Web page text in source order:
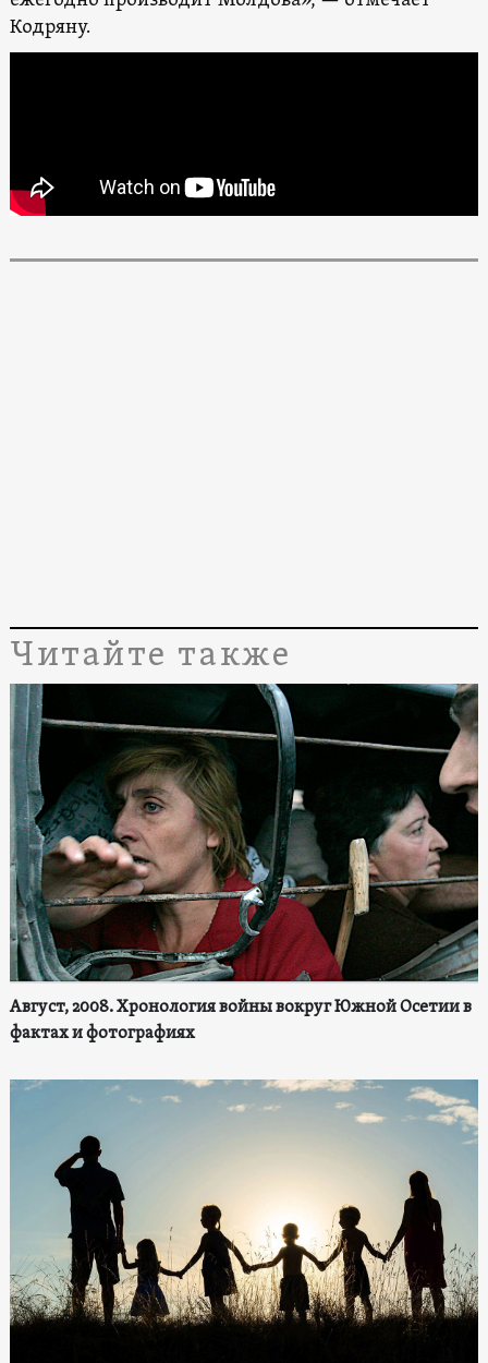
Кодряну.
Читайте также
Август, 2008. Хронология войны вокруг Южной Осетии в
фактах и фотографиях